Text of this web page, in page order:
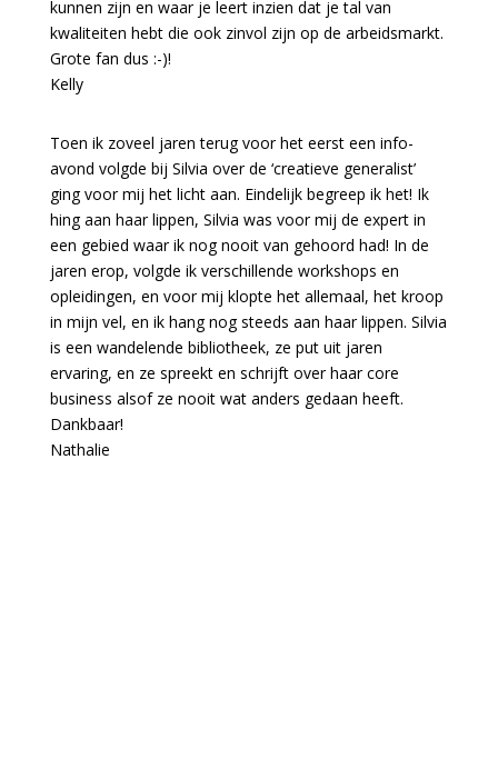
kunnen zijn en waar je leert inzien dat je tal van
kwaliteiten hebt die ook zinvol zijn op de arbeidsmarkt.
Grote fan dus :-)!
Kelly
Toen ik zoveel jaren terug voor het eerst een info-
avond volgde bij Silvia over de ‘creatieve generalist’
ging voor mij het licht aan. Eindelijk begreep ik het! Ik
hing aan haar lippen, Silvia was voor mij de expert in
een gebied waar ik nog nooit van gehoord had! In de
jaren erop, volgde ik verschillende workshops en
opleidingen, en voor mij klopte het allemaal, het kroop
in mijn vel, en ik hang nog steeds aan haar lippen. Silvia
is een wandelende bibliotheek, ze put uit jaren
ervaring, en ze spreekt en schrijft over haar core
business alsof ze nooit wat anders gedaan heeft.
Dankbaar!
Nathalie